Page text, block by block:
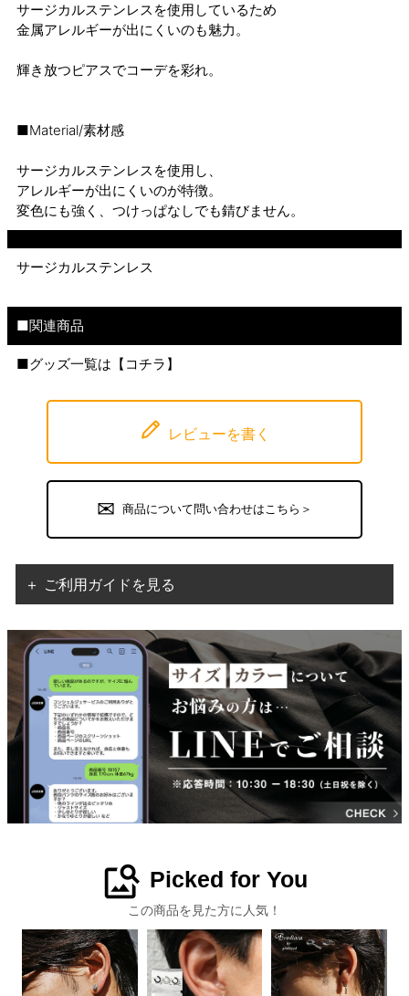
サージカルステンレスを使用しているため
金属アレルギーが出にくいのも魅力。
輝き放つピアスでコーデを彩れ。
■Material/素材感
サージカルステンレスを使用し、
アレルギーが出にくいのが特徴。
変色にも強く、つけっぱなしでも錆びません。
サージカルステンレス
■関連商品
■グッズ一覧は【 コチラ 】
レビューを書く
商品について問い合わせはこちら＞
＋ ご利用ガイドを見る
image_search Picked for You
この商品を見た方に人気！